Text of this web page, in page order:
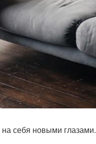
себя новыми глазами.